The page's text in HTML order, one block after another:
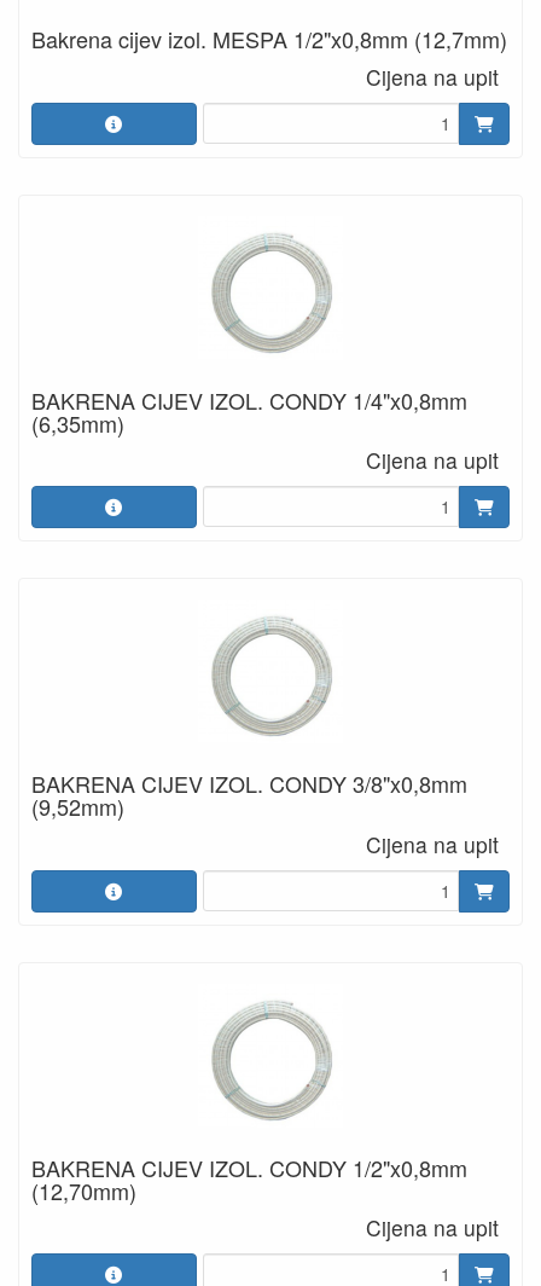
Bakrena cijev izol. MESPA 1/2"x0,8mm (12,7mm)
Cijena na upit
BAKRENA CIJEV IZOL. CONDY 1/4"x0,8mm
(6,35mm)
Cijena na upit
BAKRENA CIJEV IZOL. CONDY 3/8"x0,8mm
(9,52mm)
Cijena na upit
BAKRENA CIJEV IZOL. CONDY 1/2"x0,8mm
(12,70mm)
Cijena na upit